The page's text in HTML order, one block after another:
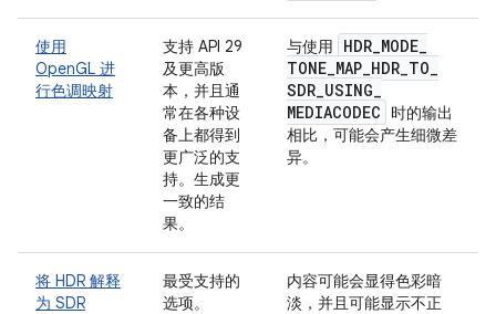
使用
OpenGL 进
行色调映射
支持 API 29
及更高版
本，并且通
常在各种设
备上都得到
更广泛的支
持。生成更
一致的结
果。
与使用 HDR_MODE_
TONE_MAP_HDR_TO_
SDR_USING_
MEDIACODEC
时的输出
相比，可能会产生细微差
异。
将 HDR 解释
为 SDR
最受支持的
选项。
内容可能会显得色彩暗
淡，并且可能显示不正